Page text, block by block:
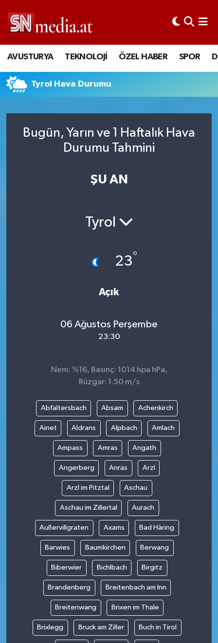
AVUSTURYA TEKNOLOJİ ÖZEL HABER SPOR
Tyrol Hava Durumu
Bugün, Yarın ve 1 Haftalık Hava
Durumu Tahmini
ŞU AN
Tyrol
23°
Açık
06 Ağustos Perşembe
23:30
Nem: %16, Basınç: 1014 hpa hPa,
Rüzgar: 1.50 m/s
Abfaltersbach Absam Achenkirch
Ainet Aldrans Alpbach Amlach
Ampass Amras Angath
Angerberg Anras Arzl
Arzl im Pitztal Aschau
Aschau im Zillertal Aurach
Außervillgraten Axams Bad Häring
Barwies Baumkirchen Berwang
Biberwier Bichlbach Birgitz
Brandenberg Breitenbach am Inn
Breitenwang Brixen im Thale
Brixlegg Bruck am Ziller Buch in Tirol